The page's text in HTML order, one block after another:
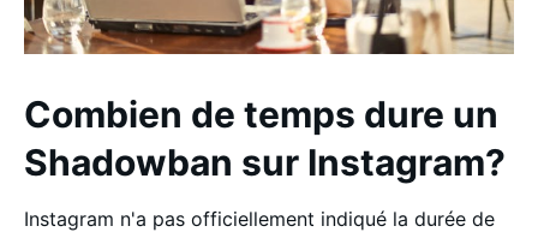
Combien de temps dure un
Shadowban sur Instagram?
Instagram n'a pas officiellement indiqué la durée de